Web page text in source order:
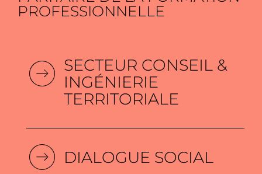
PROFESSIONNELLE
SECTEUR CONSEIL &
INGÉNIERIE
TERRITORIALE
DIALOGUE SOCIAL